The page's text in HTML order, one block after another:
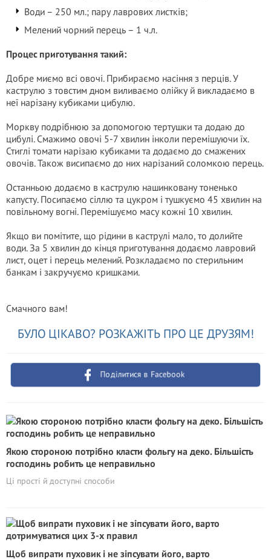
Води – 250 мл.; пару лаврових листків;
Мелений чорний перець – 1 ч.л.
Процес приготування такий:
Добре миємо всі овочі. Прибираємо насіння з перців. У
каструлю з товстим дном виливаємо олійку й викладаємо в
неї нарізану кубиками цибулю.
Моркву подрібнюю за допомогою тертушки та додаю до
цибулі. Смажимо овочі 5-7 хвилин інколи перемішуючи їх.
Стиглі томати нарізаю кубиками та додаємо до смажених
овочів. Також висипаємо до них нарізаний соломкою перець.
Останньою додаємо в каструлю нашинковану тоненько
капусту. Посипаємо сіллю та цукром і тушкуємо 45 хвилин на
повільному вогні. Перемішуємо масу кожні 10 хвилин.
Якщо ви помітите, що рідини в каструлі мало, то долийте
води. За 5 хвилин до кінця приготування додаємо лавровий
лист, оцет і перець мелений. Розкладаємо по стерильним
банкам і закручуємо кришками.
Смачного вам!
БУЛО ЦІКАВО? РОЗКАЖІТЬ ПРО ЦЕ ДРУЗЯМ!
Поділитися в Facebook
Якою стороною потрібно класти фольгу на деко. Більшість
господинь робить це неправильно
Ці прості й доступні способи
Щоб випрати пуховик і не зіпсувати його, варто